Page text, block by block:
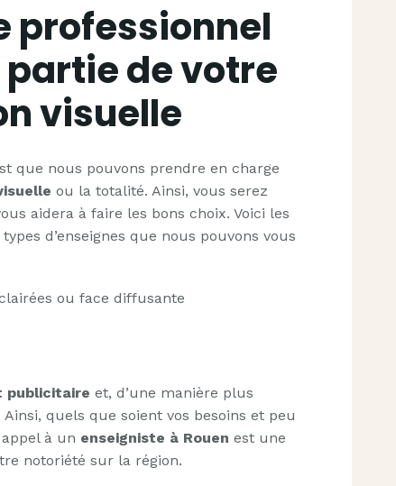
professionnel
de votre
visuelle
que nous pouvons prendre en charge
ou la totalité. Ainsi, vous serez
aidera à faire les bons choix. Voici les
d’enseignes que nous pouvons vous
ou face diffusante
publicitaire et, d’une manière plus
quels que soient vos besoins et peu
à un enseigniste à Rouen est une
notoriété sur la région.